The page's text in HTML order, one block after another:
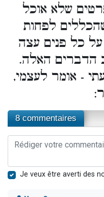
שלא אוכל
לפחות
על כל פנים עצה
הדברים האלה.
- אומר לעצמי,
8 commentaires
Je veux être averti des